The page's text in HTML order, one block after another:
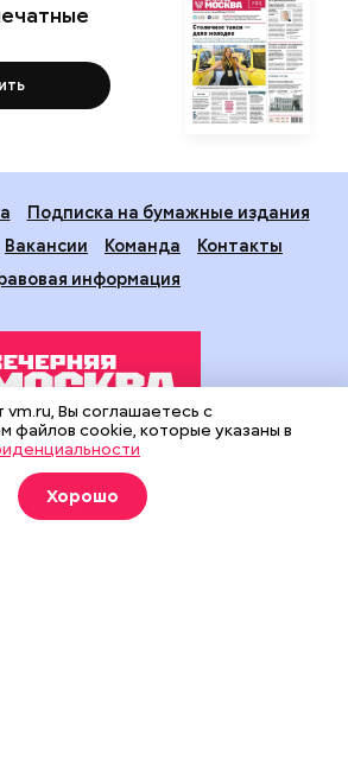
Подписка на бумажные издания
Вакансии Команда
Контакты
информация
финансовой поддержке Департамента
и рекламы города Москвы.
рекомендательные технологии
предоставления информации
vm.ru, Вы соглашаетесь с
файлов cookie, которые указаны в
Хорошо